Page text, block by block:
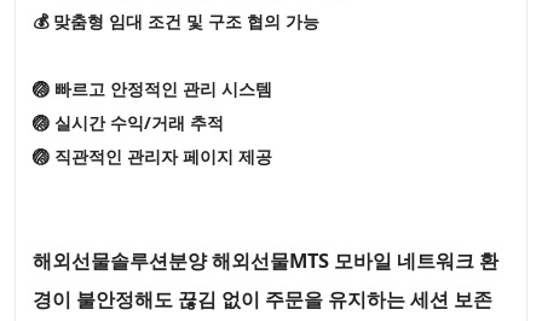
💰 맞춤형 임대 조건 및 구조 협의 가능
🏐 빠르고 안정적인 관리 시스템
🏐 실시간 수익/거래 추적
🏐 직관적인 관리자 페이지 제공
해외선물솔루션분양 해외선물MTS 모바일 네트워크 환
경이 불안정해도 끊김 없이 주문을 유지하는 세션 보존